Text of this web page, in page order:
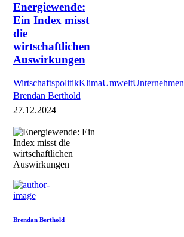
Energiewende:
Ein Index misst
die
wirtschaftlichen
Auswirkungen
WirtschaftspolitikKlimaUmweltUnternehmen
Brendan Berthold |
27.12.2024
Brendan Berthold